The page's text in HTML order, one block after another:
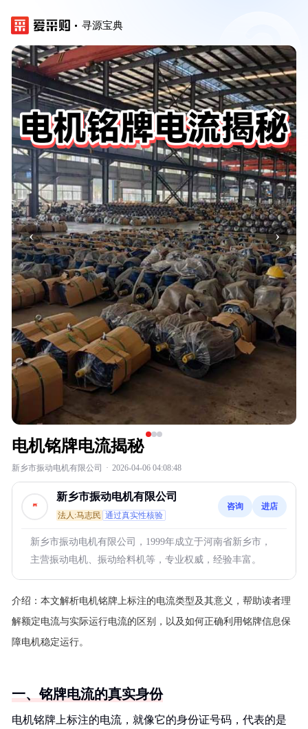
寻源宝典
‹ ›
电机铭牌电流揭秘
新乡市振动电机有限公司 · 2026-04-06 04:08:48
新乡市振动电机有限公司
法人:马志民 通过真实性核验
咨询 进店
新乡市振动电机有限公司，1999年成立于河南省新乡市，
主营振动电机、振动给料机等，专业权威，经验丰富。
介绍： 本文解析电机铭牌上标注的电流类型及其意义，帮助读者理
解额定电流与实际运行电流的区别，以及如何正确利用铭牌信息保
障电机稳定运行。
一、铭牌电流的真实身份
电机铭牌上标注的电流，就像它的身份证号码，代表的是